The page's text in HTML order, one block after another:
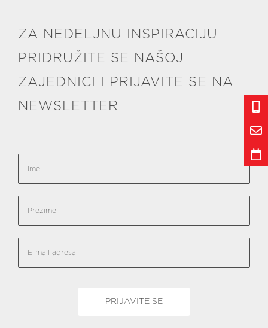
ZA NEDELJNU INSPIRACIJU
PRIDRUŽITE SE NAŠOJ
ZAJEDNICI I PRIJAVITE SE NA
NEWSLETTER